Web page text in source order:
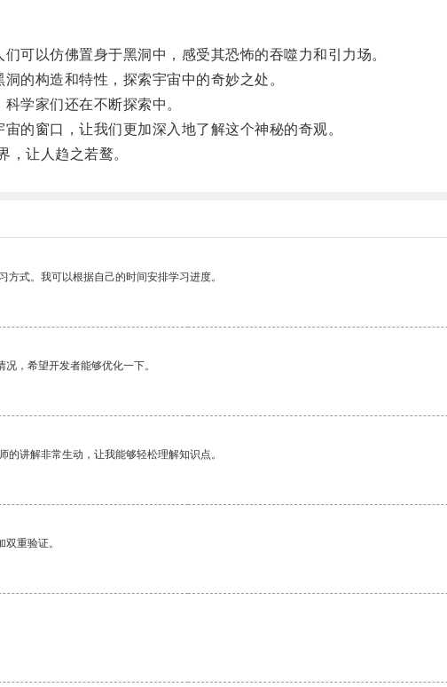
以仿佛置身于黑洞中，感受其恐怖的吞噬力和引力场。
构造和特性，探索宇宙中的奇妙之处。
学家们还在不断探索中。
窗口，让我们更加深入地了解这个神秘的奇观。
让人趋之若鹜。
式。我可以根据自己的时间安排学习进度。
，希望开发者能够优化一下。
讲解非常生动，让我能够轻松理解知识点。
重验证。